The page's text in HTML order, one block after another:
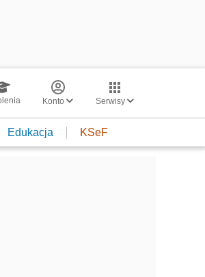
Konto Serwisy
Edukacja KSeF